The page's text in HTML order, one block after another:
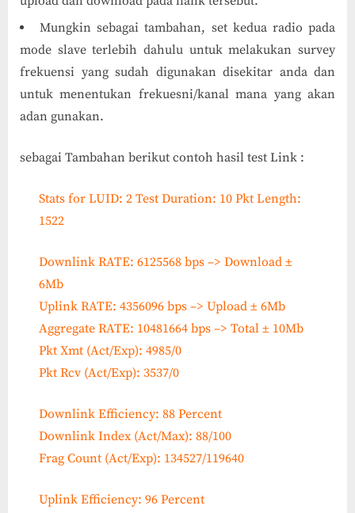
Mungkin sebagai tambahan, set kedua radio pada
mode slave terlebih dahulu untuk melakukan survey
frekuensi yang sudah digunakan disekitar anda dan
untuk menentukan frekuesni/kanal mana yang akan
adan gunakan.
sebagai Tambahan berikut contoh hasil test Link :
Stats for LUID: 2 Test Duration: 10 Pkt Length:
1522
Downlink RATE: 6125568 bps –> Download ±
6Mb
Uplink RATE: 4356096 bps –> Upload ± 6Mb
Aggregate RATE: 10481664 bps –> Total ± 10Mb
Pkt Xmt (Act/Exp): 4985/0
Pkt Rcv (Act/Exp): 3537/0
Downlink Efficiency: 88 Percent
Downlink Index (Act/Max): 88/100
Frag Count (Act/Exp): 134527/119640
Uplink Efficiency: 96 Percent